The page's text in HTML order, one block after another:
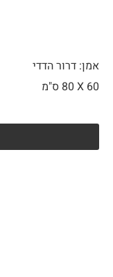
אמן: דרור הדדי
60 X